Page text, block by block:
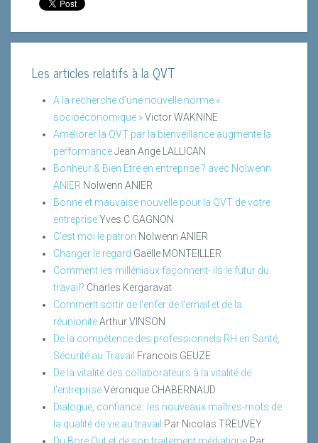
Les articles relatifs à la QVT
A la recherche d’une nouvelle norme «
socioéconomique »Victor WAKNINE
Améliorer la QVT par la bienveillance augmente la
performanceJean Ange LALLICAN
Bonheur & Bien Etre en entreprise ? avec Nolwenn
ANIER Nolwenn ANIER
Bonne et mauvaise nouvelle pour la QVT de votre
entrepriseYves C GAGNON
C'est moi le patron Nolwenn ANIER
Changer le regard Gaëlle MONTEILLER
Comment les milléniaux façonnent- ils le futur du
travail? Charles Kergaravat
Comment sortir de l'enfer de l'email et de la
réunioniteArthur VINSON
De la compétence des professionnels RH en Santé,
Sécurité au Travail Francois GEUZE
De la vitalité des collaborateurs à la vitalité de
l'entrepriseVéronique CHABERNAUD
Dialogue, confiance : les nouveaux maîtres-mots de
la qualité de vie au travail Par Nicolas TREUVEY